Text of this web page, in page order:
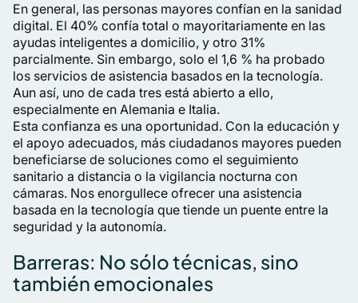
En general, las personas mayores confían en la sanidad
digital. El 40% confía total o mayoritariamente en las
ayudas inteligentes a domicilio, y otro 31%
parcialmente. Sin embargo, solo el 1,6 % ha probado
los servicios de asistencia basados en la tecnología.
Aun así, uno de cada tres está abierto a ello,
especialmente en Alemania e Italia.
Esta confianza es una oportunidad. Con la educación y
el apoyo adecuados, más ciudadanos mayores pueden
beneficiarse de soluciones como el seguimiento
sanitario a distancia o la vigilancia nocturna con
cámaras. Nos enorgullece ofrecer una asistencia
basada en la tecnología que tiende un puente entre la
seguridad y la autonomía.
Barreras: No sólo técnicas, sino
también emocionales